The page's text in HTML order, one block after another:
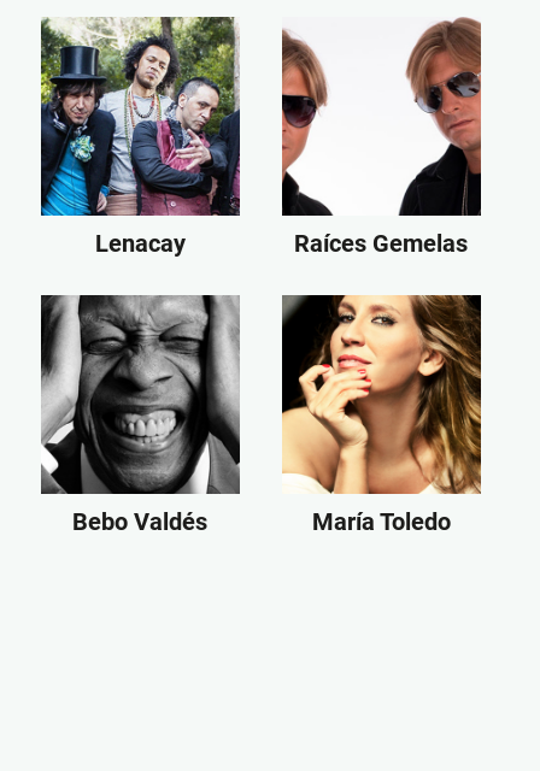
Lenacay Raíces Gemelas
Bebo Valdés María Toledo